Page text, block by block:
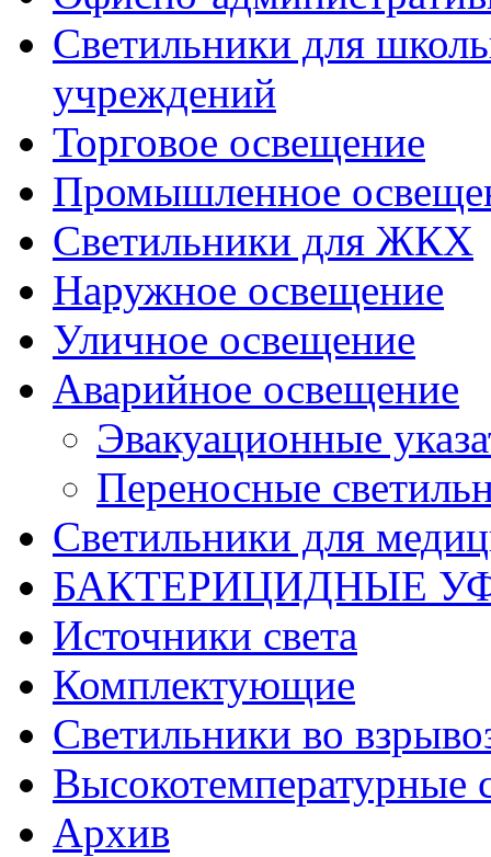
Светильники для
учреждений
Торговое освещение
Промышленное
Светильники для ЖКХ
Наружное освещение
Уличное освещение
Аварийное освещение
Эвакуационные
Переносные
Светильники для
БАКТЕРИЦИДНЫЕ
Источники света
Комплектующие
Светильники во
Высокотемпературные
Архив